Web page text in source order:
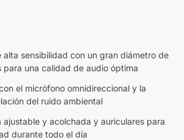
sensibilidad con un gran diámetro de
una calidad de audio óptima
el micrófono omnidireccional y la
del ruido ambiental
ajustable y acolchada y auriculares para
durante todo el día